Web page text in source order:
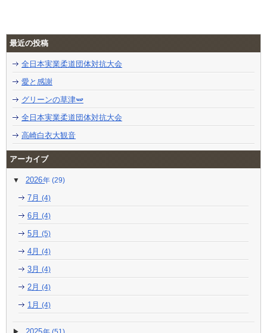
最近の投稿
全日本実業柔道団体対抗大会
愛と感謝
グリーンの草津🫛
全日本実業柔道団体対抗大会
高崎白衣大観音
アーカイブ
2026 (29)
7月 (4)
6月 (4)
5月 (5)
4月 (4)
3月 (4)
2月 (4)
1月 (4)